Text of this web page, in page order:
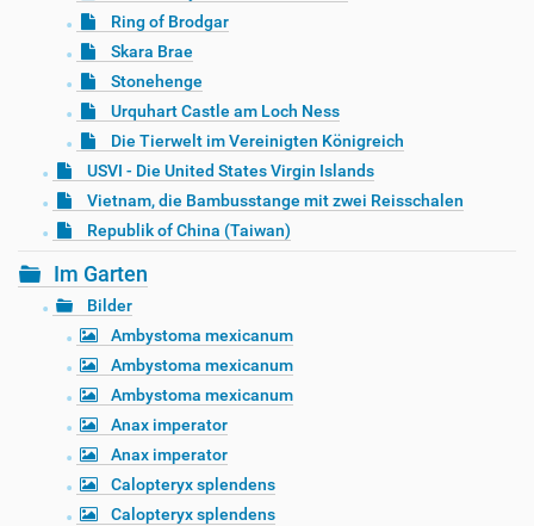
Ring of Brodgar
Skara Brae
Stonehenge
Urquhart Castle am Loch Ness
Die Tierwelt im Vereinigten Königreich
USVI - Die United States Virgin Islands
Vietnam, die Bambusstange mit zwei Reisschalen
Republik of China (Taiwan)
Im Garten
Bilder
Ambystoma mexicanum
Ambystoma mexicanum
Ambystoma mexicanum
Anax imperator
Anax imperator
Calopteryx splendens
Calopteryx splendens